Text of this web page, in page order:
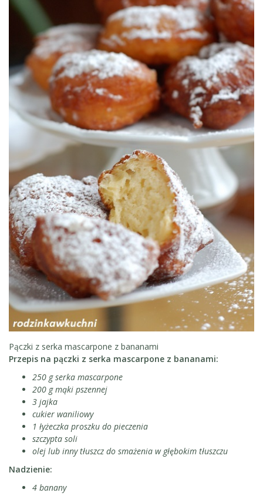
Pączki z serka mascarpone z bananami
Przepis na pączki z serka mascarpone z bananami:
250 g serka mascarpone
200 g mąki pszennej
3 jajka
cukier waniliowy
1 łyżeczka proszku do pieczenia
szczypta soli
olej lub inny tłuszcz do smażenia w głębokim tłuszczu
Nadzienie:
4 banany